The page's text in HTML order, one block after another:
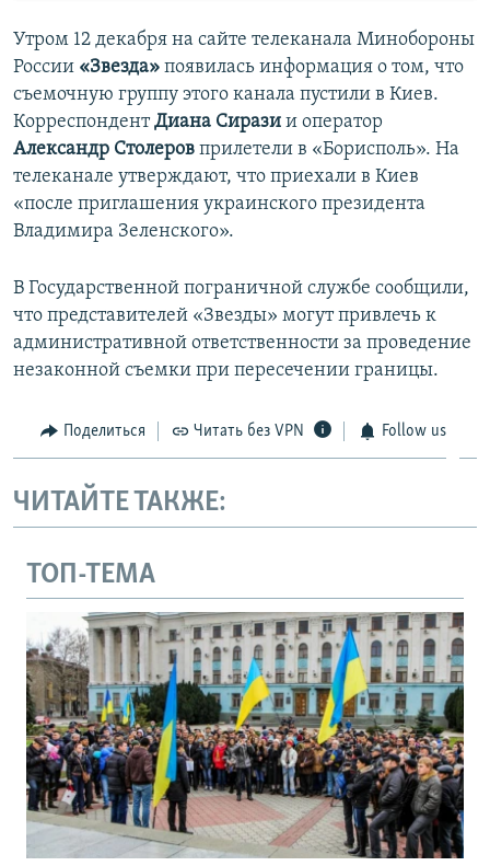
Утром 12 декабря на сайте телеканала Минобороны
России «Звезда» появилась информация о том, что
съемочную группу этого канала пустили в Киев.
КорреспондентДиана Сирази и оператор
Александр Столеров прилетели в «Борисполь». На
телеканале утверждают, что приехали в Киев
«после приглашения украинского президента
Владимира Зеленского».
В Государственной пограничной службе сообщили,
что представителей «Звезды» могут привлечь к
административной ответственности за проведение
незаконной съемки при пересечении границы.
Поделиться Читать без VPN Follow us
ЧИТАЙТЕ ТАКЖЕ:
ТОП-ТЕМА